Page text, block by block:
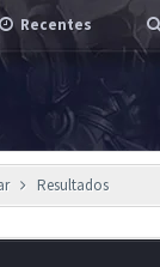
Recentes
Resultados